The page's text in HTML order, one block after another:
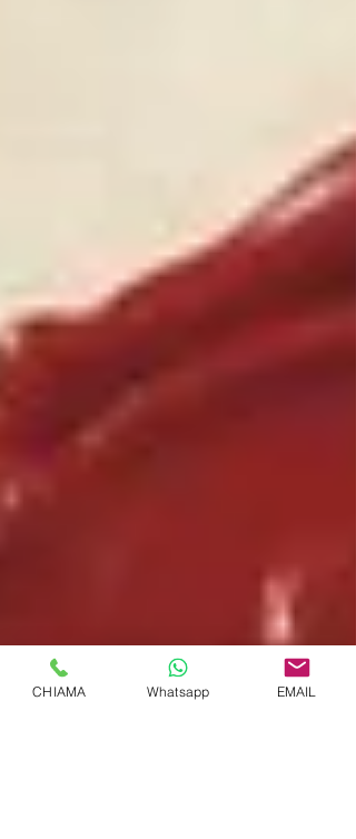
CHIAMA Whatsapp EMAIL